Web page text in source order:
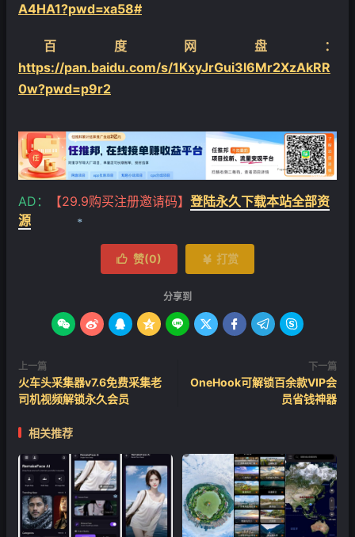
A4HA1?pwd=xa58#
百度网盘：
https://pan.baidu.com/s/1KxyJrGui3l6Mr2XzAkRR
0w?pwd=p9r2
AD： 【29.9购买注册邀请码】 登陆永久下载本站全部资
源
 赞(0)  打赏
分享到
        
上一篇
火车头采集器v7.6免费采集老
司机视频解锁永久会员
下一篇
OneHook可解锁百余款VIP会
员省钱神器
相关推荐